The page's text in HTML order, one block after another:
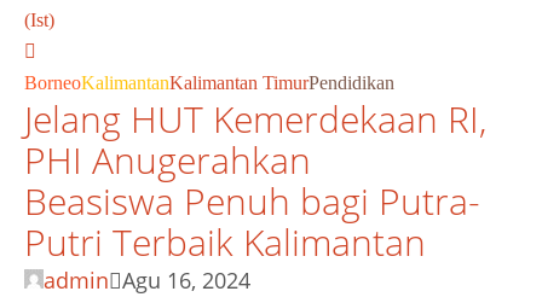
BorneoKalimantanKalimantan TimurPendidikan
Jelang HUT Kemerdekaan RI,
PHI Anugerahkan
Beasiswa Penuh bagi Putra-
Putri Terbaik Kalimantan
admin Agu 16, 2024